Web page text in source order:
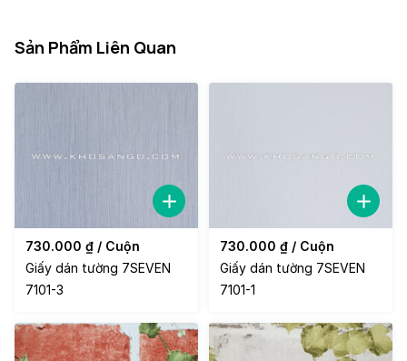
Sản Phẩm Liên Quan
730.000 ₫ / Cuộn
Giấy dán tường 7SEVEN
7101-3
730.000 ₫ / Cuộn
Giấy dán tường 7SEVEN
7101-1